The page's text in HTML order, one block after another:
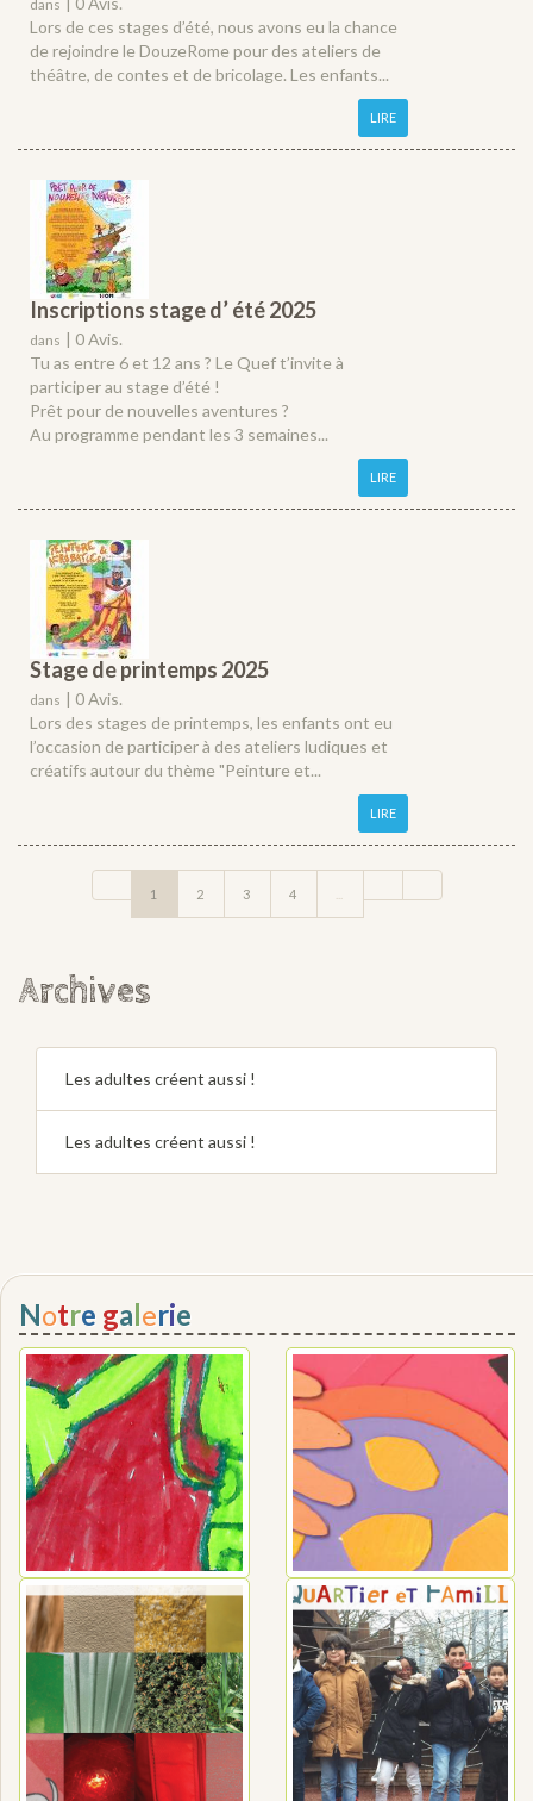
dans
Lors de ces stages d’été, nous avons eu la chance
de rejoindre le DouzeRome pour des ateliers de
théâtre, de contes et de bricolage. Les enfants...
LIRE
Inscriptions stage d’ été 2025
dans | 0 Avis.
Tu as entre 6 et 12 ans ? Le Quef t’invite à
participer au stage d’été !
Prêt pour de nouvelles aventures ?
Au programme pendant les 3 semaines...
LIRE
Stage de printemps 2025
dans | 0 Avis.
Lors des stages de printemps, les enfants ont eu
l’occasion de participer à des ateliers ludiques et
créatifs autour du thème "Peinture et...
LIRE
1 2 3 4
Archives
Les adultes créent aussi !
Les adultes créent aussi !
Notre galerie